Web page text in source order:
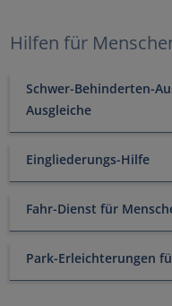
Hilfen für
Schwer-Behinderten-
Ausgleiche
Eingliederungs-Hilfe
Fahr-Dienst für
Park-Erleichterungen